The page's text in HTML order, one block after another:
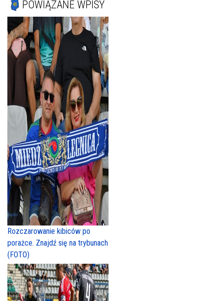
POWIĄZANE WPISY
Rozczarowanie kibiców po
porażce. Znajdź się na trybunach
(FOTO)